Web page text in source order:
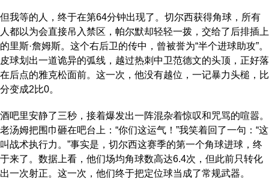
但我等的人，终于在第64分钟出现了。切尔西获得角球，所有
人都以为会直接吊入禁区，帕尔默却轻轻一拨，交给了后排插上
的里斯·詹姆斯。这个右后卫的传中，曾被誉为“半个进球助攻”。
皮球划出一道诡异的弧线，越过热刺中卫范德文的头顶，正好落
在后点的雅克松面前。这一次，他没有越位，一记暴力头槌，比
分变成2比0。
酒吧里安静了三秒，接着爆发出一阵混杂着惊叹和咒骂的喧嚣。
老汤姆把围巾砸在吧台上：“你们这运气！”我笑着回了一句：“这
叫战术执行力。”事实是，切尔西这赛季的第一个角球进球，终
于来了。数据上看，他们场均角球数高达6.4次，但此前只转化
出一次射正。这一次，他们终于把定位球当成了常规武器。